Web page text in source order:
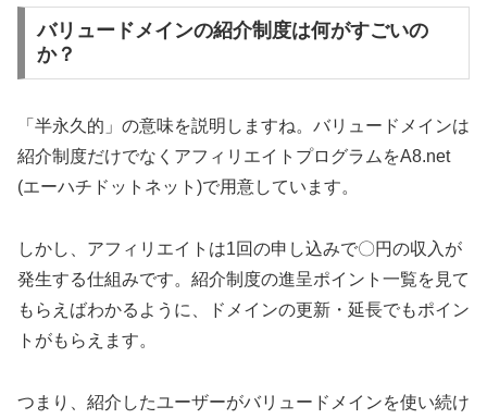
バリュードメインの紹介制度は何がすごいの
か？
「半永久的」の意味を説明しますね。バリュードメインは
紹介制度だけでなくアフィリエイトプログラムをA8.net
(エーハチドットネット)で用意しています。
しかし、アフィリエイトは1回の申し込みで〇円の収入が
発生する仕組みです。紹介制度の進呈ポイント一覧を見て
もらえばわかるように、ドメインの更新・延長でもポイン
トがもらえます。
つまり、紹介したユーザーがバリュードメインを使い続け